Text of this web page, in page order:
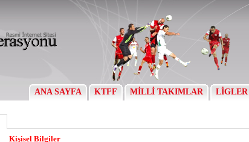
ANA SAYFA KTFF MİLLİ TAKIMLAR LİGLER
Kişisel Bilgiler